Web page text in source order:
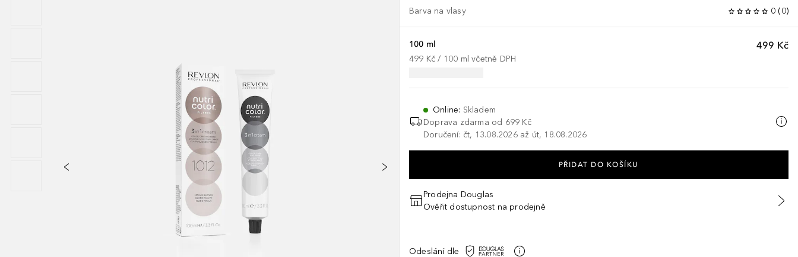
Barva na vlasy 0 (0)
499 Kč
100 ml
499 Kč / 100 ml včetně DPH
Online: Skladem
Doprava zdarma od 699 Kč
Doručení: čt, 13.08.2026 až út, 18.08.2026
PŘIDAT DO KOŠÍKU
Prodejna Douglas
Ověřit dostupnost na prodejně
Odeslání dle